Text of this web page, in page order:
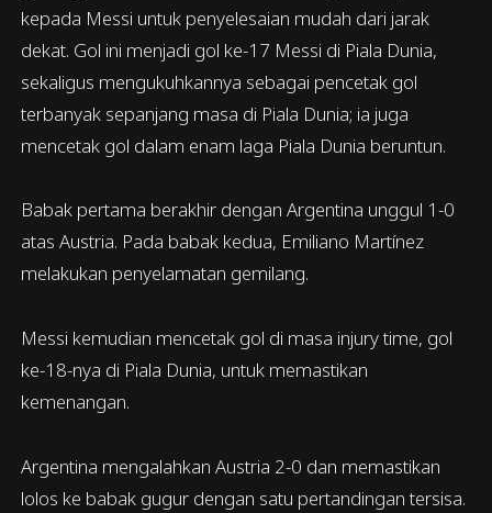
kepada Messi untuk penyelesaian mudah dari jarak
dekat. Gol ini menjadi gol ke-17 Messi di Piala Dunia,
sekaligus mengukuhkannya sebagai pencetak gol
terbanyak sepanjang masa di Piala Dunia; ia juga
mencetak gol dalam enam laga Piala Dunia beruntun.
Babak pertama berakhir dengan Argentina unggul 1-0
atas Austria. Pada babak kedua, Emiliano Martínez
melakukan penyelamatan gemilang.
Messi kemudian mencetak gol di masa injury time, gol
ke-18-nya di Piala Dunia, untuk memastikan
kemenangan.
Argentina mengalahkan Austria 2-0 dan memastikan
lolos ke babak gugur dengan satu pertandingan tersisa.